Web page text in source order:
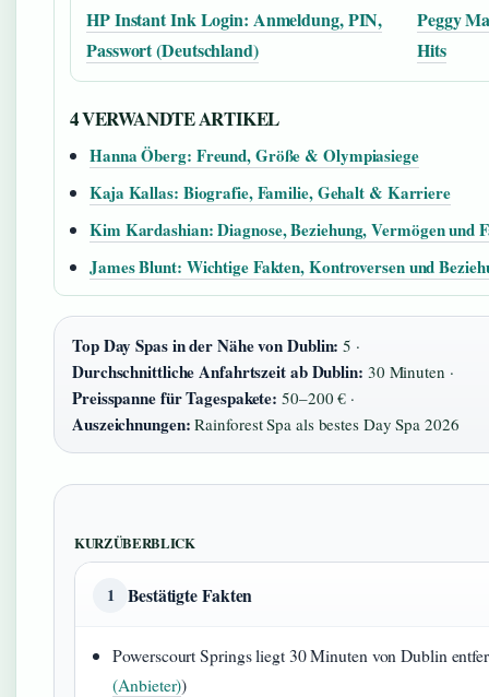
HP Instant Ink Login: Anmeldung, PIN,
Passwort (Deutschland)
Peggy
Hits
4 VERWANDTE ARTIKEL
Hanna Öberg: Freund, Größe & Olympiasiege
Kaja Kallas: Biografie, Familie, Gehalt & Karriere
Kim Kardashian: Diagnose, Beziehung, Vermögen und
James Blunt: Wichtige Fakten, Kontroversen und
Top Day Spas in der Nähe von Dublin: 5 ·
Durchschnittliche Anfahrtszeit ab Dublin: 30 Minuten ·
Preisspanne für Tagespakete: 50–200 € ·
Auszeichnungen: Rainforest Spa als bestes Day Spa 2026
KURZÜBERBLICK
1 Bestätigte Fakten
Powerscourt Springs liegt 30 Minuten von Dublin
(Anbieter))